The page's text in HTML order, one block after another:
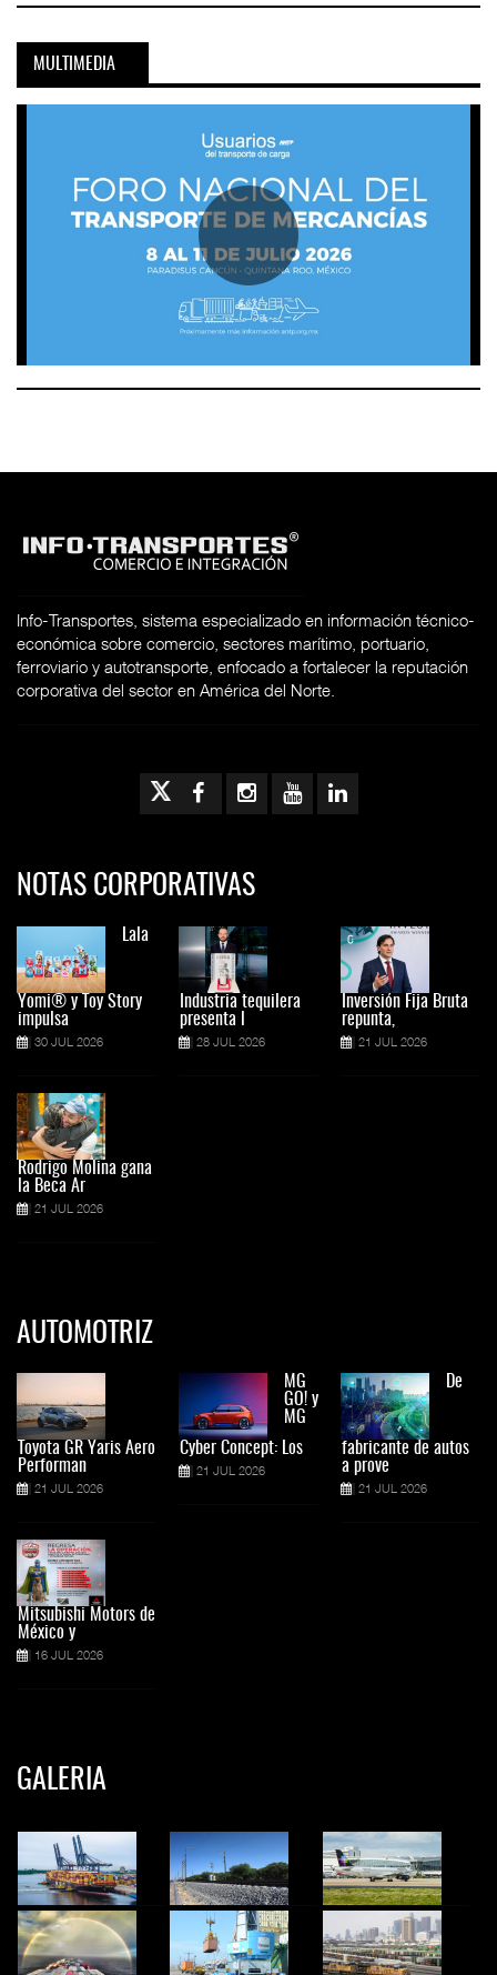
MULTIMEDIA
Info-Transportes, sistema especializado en información técnico-
económica sobre comercio, sectores marítimo, portuario,
ferroviario y autotransporte, enfocado a fortalecer la reputación
corporativa del sector en América del Norte.
NOTAS CORPORATIVAS
Lala
Yomi® y Toy Story
impulsa
30 JUL 2026
Rodrigo Molina gana
la Beca Ar
21 JUL 2026
Industria tequilera
presenta l
28 JUL 2026
Inversión Fija Bruta
repunta,
21 JUL 2026
AUTOMOTRIZ
Toyota GR Yaris Aero
Performan
21 JUL 2026
Mitsubishi Motors de
México y
16 JUL 2026
MG
GO! y
MG
Cyber Concept: Los
21 JUL 2026
De
fabricante de autos
a prove
21 JUL 2026
GALERIA